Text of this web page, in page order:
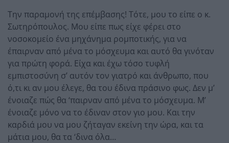
Την παραμονή της επέμβασης! Τότε, μου το είπε ο κ.
Σωτηρόπουλος. Μου είπε πως είχε φέρει στο
νοσοκομείο ένα μηχάνημα ρομποτικής, για να
έπαιρναν από μένα το μόσχευμα και αυτό θα γινόταν
για πρώτη φορά. Είχα και έχω τόσο τυφλή
εμπιστοσύνη σ’ αυτόν τον γιατρό και άνθρωπο, που
ό,τι κι αν μου έλεγε, θα του έδινα πράσινο φως. Δεν μ’
ένοιαζε πώς θα ‘παιρναν από μένα το μόσχευμα. Μ’
ένοιαζε μόνο να το έδιναν στον γιο μου. Και την
καρδιά μου να μου ζήταγαν εκείνη την ώρα, και τα
μάτια μου, θα τα ‘δινα όλα…